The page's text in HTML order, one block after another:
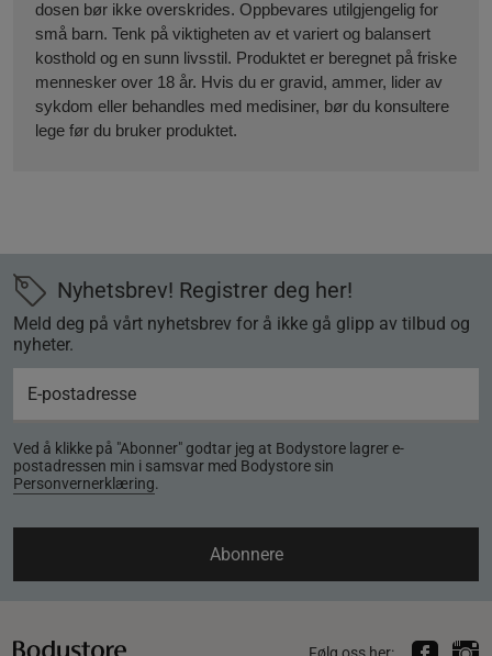
dosen bør ikke overskrides. Oppbevares utilgjengelig for
små barn. Tenk på viktigheten av et variert og balansert
kosthold og en sunn livsstil. Produktet er beregnet på friske
mennesker over 18 år. Hvis du er gravid, ammer, lider av
sykdom eller behandles med medisiner, bør du konsultere
lege før du bruker produktet.
Nyhetsbrev! Registrer deg her!
Meld deg på vårt nyhetsbrev for å ikke gå glipp av tilbud og
nyheter.
Ved å klikke på "Abonner" godtar jeg at Bodystore lagrer e-
postadressen min i samsvar med Bodystore sin
Personvernerklæring.
Abonnere